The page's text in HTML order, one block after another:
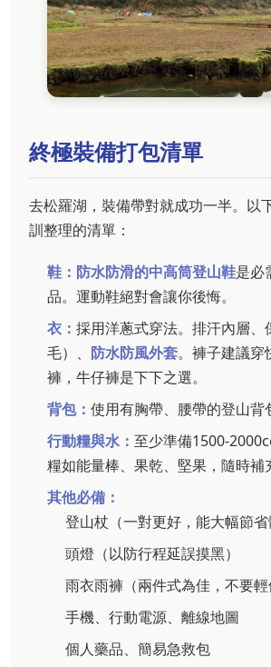
終極裝備打包清單
去松羅湖，裝備帶對就成功一半。以
訓整理的清單：
鞋： 防水防滑的中高筒登山鞋是必
品。運動鞋絕對會讓你後悔。
衣： 採用洋蔥式穿法。排汗內層、
毛）、 防水防風外套。褲子建議穿
褲，牛仔褲是下下之選。
背包： 使用有胸帶、腰帶的登山背
行動糧與水： 至少準備1500-
糧如能量棒、果乾、堅果，隨時補
其他必備：
登山杖（一對更好，能大幅節省
頭燈（以防行程延誤摸黑）
雨衣雨褲（兩件式為佳，不要輕
手機、行動電源、離線地圖
個人藥品、簡易急救包